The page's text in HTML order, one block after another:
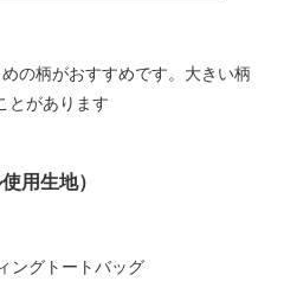
の柄がおすすめです。大きい柄
とがあります
用生地）